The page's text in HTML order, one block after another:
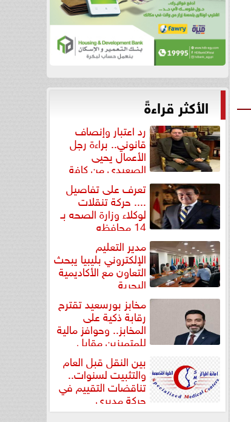
الأكثر قراءةً
رد اعتبار وإنصاف
قانوني.. براءة رجل
الأعمال يحيى
الصعيدي من كافة
التهم... تعرف على تفاصيل
.... حركة تنقلات
لوكلاء وزارة الصحه بـ
14 محافظه
مدير التعليم
الإلكتروني بليبيا يبحث
التعاون مع الأكاديمية
البحرية
مخابز بورسعيد تقترح
رقابة ذكية على
المخابز.. وحوافز مالية
للمتميزين مقابل
بين النقل قبل العام
والتثبيت لسنوات..
تناقضات التقييم في
حركة مديري
”مستشفيات...